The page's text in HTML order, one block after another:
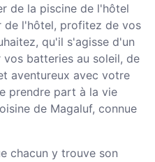
de la piscine de l'hôtel
l'hôtel, profitez de vos
qu'il s'agisse d'un
batteries au soleil, de
aventureux avec votre
prendre part à la vie
de Magaluf, connue
chacun y trouve son